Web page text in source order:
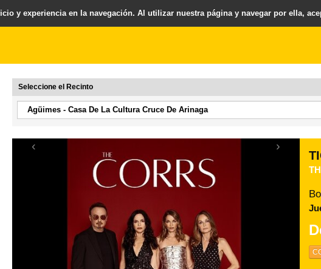
Seleccione el Recinto
‹ ›
y experiencia en la navegación. Al utilizar nuestra página y navegar por ella,